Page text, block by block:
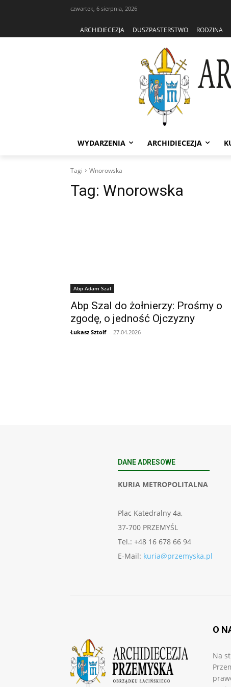
czwartek, 6 sierpnia, 2026
ARCHIDIECEZJA DUSZPASTERSTWO RODZINA
WYDARZENIA ARCHIDIECEZJA
Tagi Wnorowska
Tag: Wnorowska
Abp Adam Szal
Abp Szal do żołnierzy: Prośmy o
zgodę, o jedność Ojczyzny
Łukasz Sztolf - 27.04.2026
DANE ADRESOWE
KURIA METROPOLITALNA
Plac Katedralny 4a,
37-700 PRZEMYŚL
Tel.: +48 16 678 66 94
E-Mail: kuria@przemyska.pl
O
Na